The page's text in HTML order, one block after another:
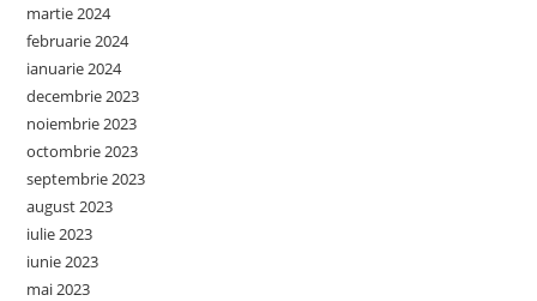
martie 2024
februarie 2024
ianuarie 2024
decembrie 2023
noiembrie 2023
octombrie 2023
septembrie 2023
august 2023
iulie 2023
iunie 2023
mai 2023